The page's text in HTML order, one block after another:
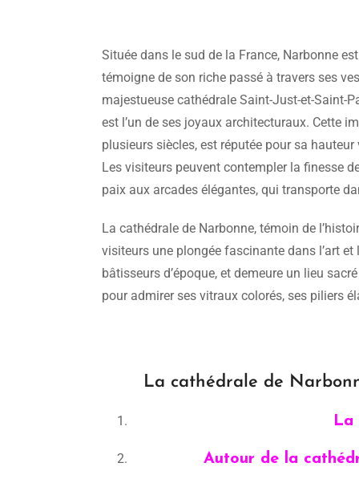
Située dans le sud de la France, Narbonne
témoigne de son riche passé à travers ses
majestueuse cathédrale Saint-Just-et-Saint-
est l’un de ses joyaux architecturaux. Cette
plusieurs siècles, est réputée pour sa
Les visiteurs peuvent contempler la finesse
paix aux arcades élégantes, qui transporte
La cathédrale de Narbonne, témoin de
visiteurs une plongée fascinante dans l’art et
bâtisseurs d’époque, et demeure un lieu
pour admirer ses vitraux colorés, ses piliers
La cathédrale de
La
Autour de la